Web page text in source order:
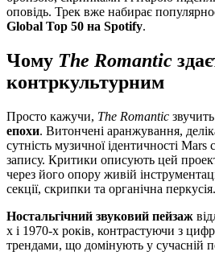
оповідь. Трек вже набирає
Global Top 50 на Spotify.
Чому The Romantic
контркультурним
Просто кажучи, The Romantic
епохи. Витончені аранжування,
сутність музичної ідентичності
запису. Критики описують цей
через його опору живій
секції, скрипки та органічна перкусія.
Ностальгічний звуковий пейзаж
х і 1970-х років, контрастуючи з
трендами, що домінують у сучасній